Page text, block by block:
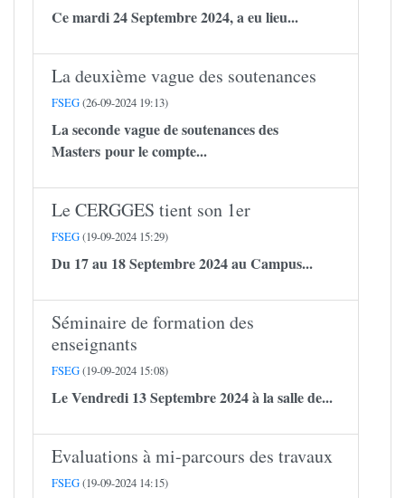
Ce mardi 24 Septembre 2024, a eu lieu...
La deuxième vague des soutenances
FSEG(26-09-2024 19:13)
La seconde vague de soutenances des
Masters pour le compte...
Le CERGGES tient son 1er
FSEG(19-09-2024 15:29)
Du 17 au 18 Septembre 2024 au Campus...
Séminaire de formation des
enseignants
FSEG(19-09-2024 15:08)
Le Vendredi 13 Septembre 2024 à la salle de...
Evaluations à mi-parcours des travaux
FSEG(19-09-2024 14:15)